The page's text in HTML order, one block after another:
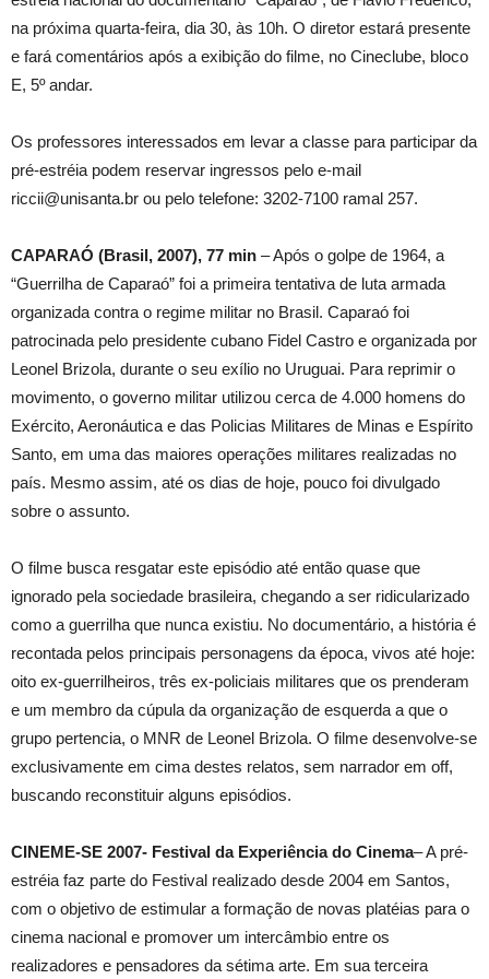
na próxima quarta-feira, dia 30, às 10h. O diretor estará presente
e fará comentários após a exibição do filme, no Cineclube, bloco
E, 5º andar.
Os professores interessados em levar a classe para participar da
pré-estréia podem reservar ingressos pelo e-mail
riccii@unisanta.br ou pelo telefone: 3202-7100 ramal 257.
CAPARAÓ (Brasil, 2007), 77 min – Após o golpe de 1964, a
“Guerrilha de Caparaó” foi a primeira tentativa de luta armada
organizada contra o regime militar no Brasil. Caparaó foi
patrocinada pelo presidente cubano Fidel Castro e organizada por
Leonel Brizola, durante o seu exílio no Uruguai. Para reprimir o
movimento, o governo militar utilizou cerca de 4.000 homens do
Exército, Aeronáutica e das Policias Militares de Minas e Espírito
Santo, em uma das maiores operações militares realizadas no
país. Mesmo assim, até os dias de hoje, pouco foi divulgado
sobre o assunto.
O filme busca resgatar este episódio até então quase que
ignorado pela sociedade brasileira, chegando a ser ridicularizado
como a guerrilha que nunca existiu. No documentário, a história é
recontada pelos principais personagens da época, vivos até hoje:
oito ex-guerrilheiros, três ex-policiais militares que os prenderam
e um membro da cúpula da organização de esquerda a que o
grupo pertencia, o MNR de Leonel Brizola. O filme desenvolve-se
exclusivamente em cima destes relatos, sem narrador em off,
buscando reconstituir alguns episódios.
CINEME-SE 2007- Festival da Experiência do Cinema– A pré-
estréia faz parte do Festival realizado desde 2004 em Santos,
com o objetivo de estimular a formação de novas platéias para o
cinema nacional e promover um intercâmbio entre os
realizadores e pensadores da sétima arte. Em sua terceira